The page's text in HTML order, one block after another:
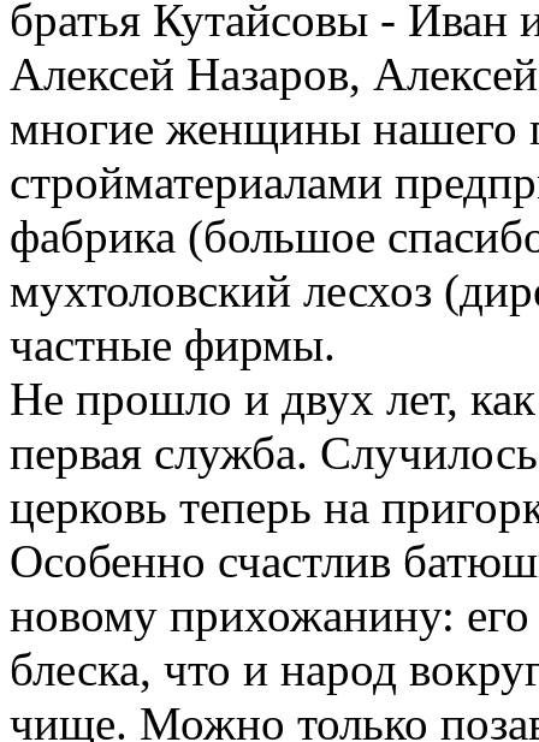
братья Кутайсовы - Иван
Алексей Назаров,
многие женщины нашего
стройматериалами
фабрика (большое
мухтоловский лесхоз
частные фирмы.
Не прошло и двух лет,
первая служба.
церковь теперь на
Особенно счастлив
новому прихожанину: его
блеска, что и народ
чище. Можно только